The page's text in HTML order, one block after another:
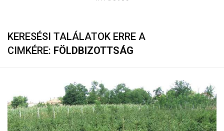
KERESÉSI TALÁLATOK ERRE A
CIMKÉRE: FÖLDBIZOTTSÁG